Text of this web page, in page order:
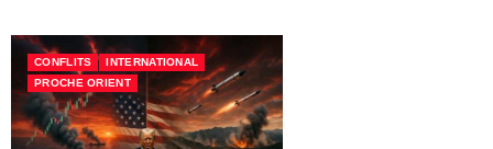
CONFLITS
INTERNATIONAL
PROCHE ORIENT